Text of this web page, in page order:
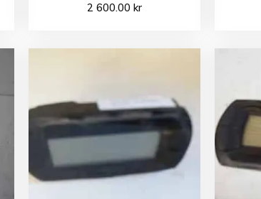
2 600.00 kr